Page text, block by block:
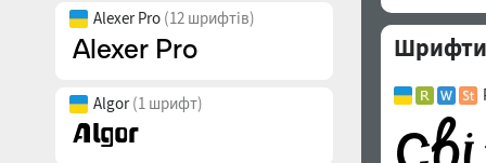
Alexer Pro (12 шрифтів)
Algor(1 шрифт)
Шрифти